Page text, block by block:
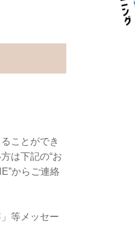
ことができ
は下記の“お
からご連絡
等メッセー